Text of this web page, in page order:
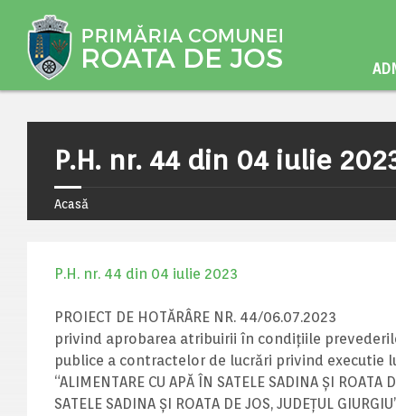
P.H. nr. 44 din 04 iulie
Acasă
P.H. nr. 44 din 04 iulie 2023
PROIECT DE HOTĂRÂRE NR. 44/06.07.2023
privind aprobarea atribuirii în condițiile
publice a contractelor de lucrări privind executie
“ALIMENTARE CU APĂ ÎN SATELE SADINA ȘI ROATA
SATELE SADINA ȘI ROATA DE JOS, JUDEȚUL